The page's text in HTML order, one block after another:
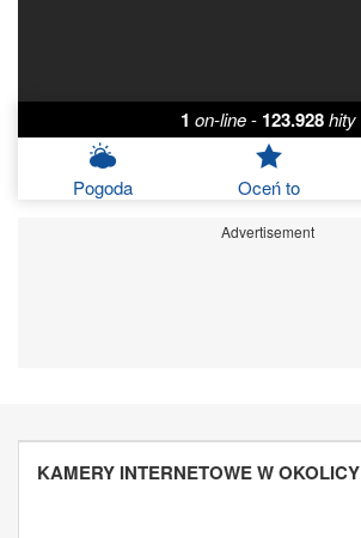
1 on-line - 123.928 hity
Pogoda Oceń to
Advertisement
KAMERY INTERNETOWE W OKOLICY